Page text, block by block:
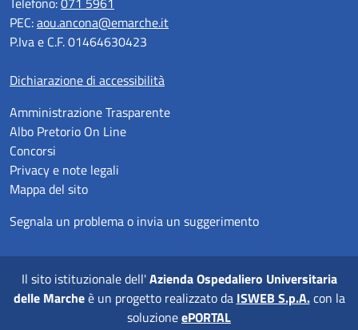
PEC:aou.ancona@emarche.it
P.Iva e C.F. 01464630423
Dichiarazione di accessibilità
Amministrazione Trasparente
Albo Pretorio On Line
Concorsi
Privacy e note legali
Mappa del sito
Segnala un problema o invia un suggerimento
Il sito istituzionale dell'Azienda Ospedaliero Universitaria
delle Marcheè un progetto realizzato da ISWEB S.p.A.con la
soluzioneePORTAL